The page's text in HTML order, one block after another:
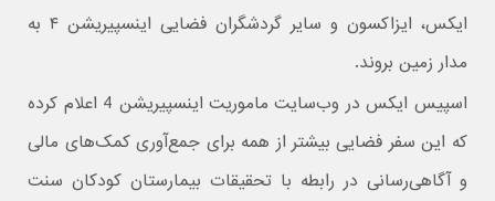
ایکس، ایزاکسون و سایر گردشگران فضایی اینسپیریشن ۴ به
مدار زمین بروند.
اسپیس ایکس در وب‌سایت ماموریت اینسپیریشن 4 اعلام کرده
که این سفر فضایی بیشتر از همه برای جمع‌آوری کمک‌های مالی
و آگاهی‌رسانی در رابطه با تحقیقات بیمارستان کودکان سنت